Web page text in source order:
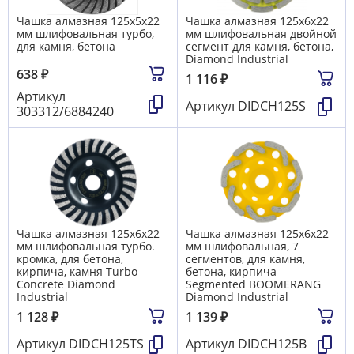
Чашка алмазная 125х5х22
мм шлифовальная турбо,
для камня, бетона
638₽
Артикул
303312/6884240
Чашка алмазная 125х6х22
мм шлифовальная двойной
сегмент для камня, бетона,
Diamond Industrial
1 116₽
Артикул DIDCH125S
Чашка алмазная 125х6х22
мм шлифовальная турбо.
кромка, для бетона,
кирпича, камня Turbo
Concrete Diamond
Industrial
1 128₽
Артикул DIDCH125TS
Чашка алмазная 125х6х22
мм шлифовальная, 7
сегментов, для камня,
бетона, кирпича
Segmented BOOMERANG
Diamond Industrial
1 139₽
Артикул DIDCH125B